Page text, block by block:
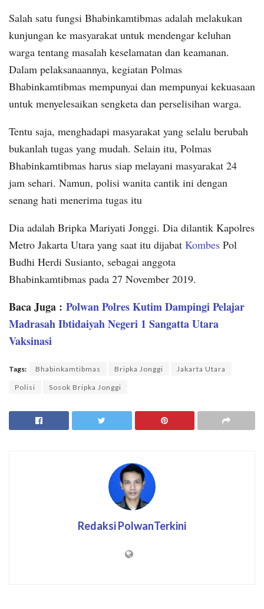
Salah satu fungsi Bhabinkamtibmas adalah melakukan
kunjungan ke masyarakat untuk mendengar keluhan
warga tentang masalah keselamatan dan keamanan.
Dalam pelaksanaannya, kegiatan Polmas
Bhabinkamtibmas mempunyai dan mempunyai kekuasaan
untuk menyelesaikan sengketa dan perselisihan warga.
Tentu saja, menghadapi masyarakat yang selalu berubah
bukanlah tugas yang mudah. Selain itu, Polmas
Bhabinkamtibmas harus siap melayani masyarakat 24
jam sehari. Namun, polisi wanita cantik ini dengan
senang hati menerima tugas itu
Dia adalah Bripka Mariyati Jonggi. Dia dilantik Kapolres
Metro Jakarta Utara yang saat itu dijabat Kombes Pol
Budhi Herdi Susianto, sebagai anggota
Bhabinkamtibmas pada 27 November 2019.
Baca Juga : Polwan Polres Kutim Dampingi Pelajar
Madrasah Ibtidaiyah Negeri 1 Sangatta Utara
Vaksinasi
Tags: Bhabinkamtibmas Bripka Jonggi Jakarta Utara
Polisi Sosok Bripka Jonggi
Redaksi PolwanTerkini